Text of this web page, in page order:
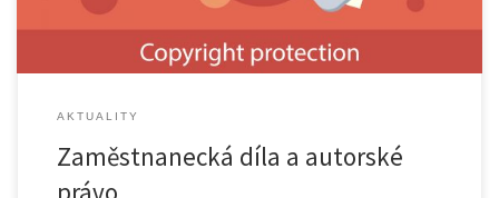
AKTUALITY
Zaměstnanecká díla a autorské